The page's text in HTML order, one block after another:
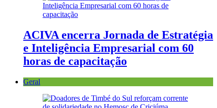
ACIVA encerra Jornada de Estratégia
e Inteligência Empresarial com 60
horas de capacitação
Geral